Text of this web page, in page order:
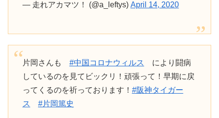
— 走れアカマツ！ (@a_leftys) April 14, 2020
片岡さんも #中国コロナウィルス
により闘病
しているのを見てビックリ！頑張って！早期に戻
ってくるのを祈っております！ #阪神タイガー
ス
#片岡篤史